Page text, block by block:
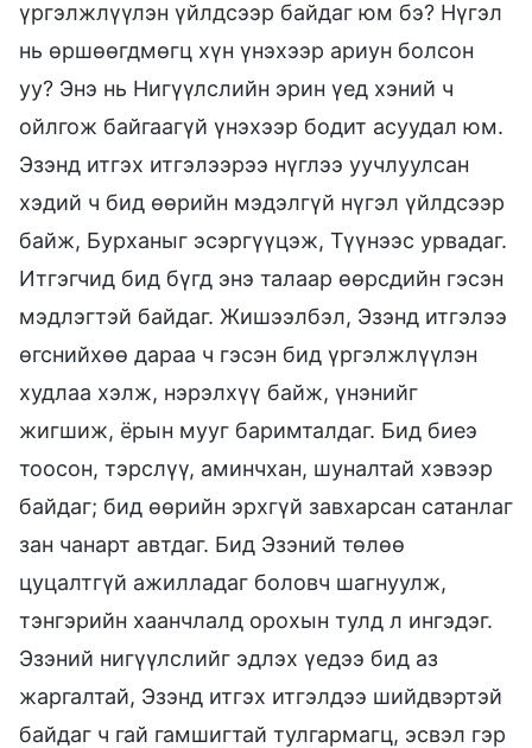
үргэлжлүүлэн үйлдсээр байдаг юм бэ? Нүгэл
нь өршөөгдмөгц хүн үнэхээр ариун болсон
уу? Энэ нь Нигүүлслийн эрин үед хэний ч
ойлгож байгаагүй үнэхээр бодит асуудал юм.
Эзэнд итгэх итгэлээрээ нүглээ уучлуулсан
хэдий ч бид өөрийн мэдэлгүй нүгэл үйлдсээр
байж, Бурханыг эсэргүүцэж, Түүнээс урвадаг.
Итгэгчид бид бүгд энэ талаар өөрсдийн гэсэн
мэдлэгтэй байдаг. Жишээлбэл, Эзэнд итгэлээ
өгснийхөө дараа ч гэсэн бид үргэлжлүүлэн
худлаа хэлж, нэрэлхүү байж, үнэнийг
жигшиж, ёрын мууг баримталдаг. Бид биеэ
тоосон, тэрслүү, аминчхан, шуналтай хэвээр
байдаг; бид өөрийн эрхгүй завхарсан сатанлаг
зан чанарт автдаг. Бид Эзэний төлөө
цуцалтгүй ажилладаг боловч шагнуулж,
тэнгэрийн хаанчлалд орохын тулд л ингэдэг.
Эзэний нигүүлслийг эдлэх үедээ бид аз
жаргалтай, Эзэнд итгэх итгэлдээ шийдвэртэй
байдаг ч гай гамшигтай тулгармагц, эсвэл гэр